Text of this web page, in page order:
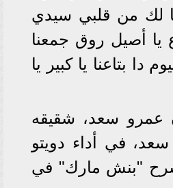
لك من قلبي سيدي
يا أصيل روق جمعنا
دا بتاعنا يا كبير يا
عمرو سعد، شقيقه
في أداء دويتو
"بنش مارك" في